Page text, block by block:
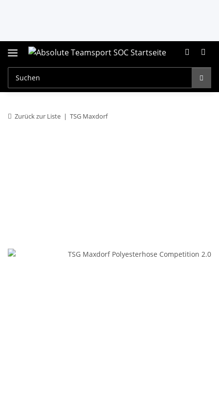
Zurück zur Liste TSG Maxdorf